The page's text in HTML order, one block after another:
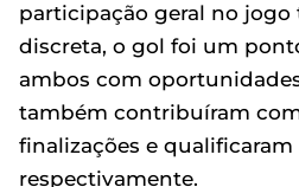
participação geral no jogo
discreta, o gol foi um
ambos com
também contribuíram
finalizações e qualificaram
respectivamente.